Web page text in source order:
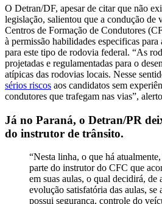
O Detran/DF, apesar de citar que não
legislação, salientou que a condução de
Centros de Formação de Condutores
à permissão habilidades especificas
para este tipo de rodovia federal. “As
projetadas e regulamentadas para o
atípicas das rodovias locais. Nesse
sérios riscos aos candidatos sem
condutores que trafegam nas vias”,
Já no Paraná, o Detran/PR
do instrutor de trânsito.
“Nesta linha, o que há
parte do instrutor do CFC que
em suas aulas, o qual decidirá, de
evolução satisfatória das aulas, se
possui segurança, controle do